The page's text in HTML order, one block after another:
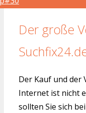
Der große
Der Kauf und der
Internet ist nicht
sollten Sie sich